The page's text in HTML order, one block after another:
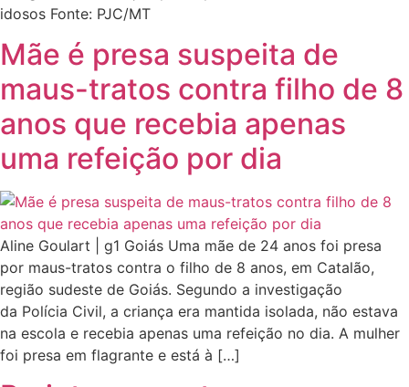
idosos Fonte: PJC/MT
Mãe é presa suspeita de
maus-tratos contra filho de 8
anos que recebia apenas
uma refeição por dia
Aline Goulart | g1 Goiás Uma mãe de 24 anos foi presa
por maus-tratos contra o filho de 8 anos, em Catalão,
região sudeste de Goiás. Segundo a investigação
da Polícia Civil, a criança era mantida isolada, não estava
na escola e recebia apenas uma refeição no dia. A mulher
foi presa em flagrante e está à […]